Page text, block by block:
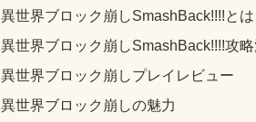
異世界ブロック崩しSmashBack!!!!と
異世界ブロック崩しSmashBack!!!!攻
異世界ブロック崩しプレイレビュー
異世界ブロック崩しの魅力